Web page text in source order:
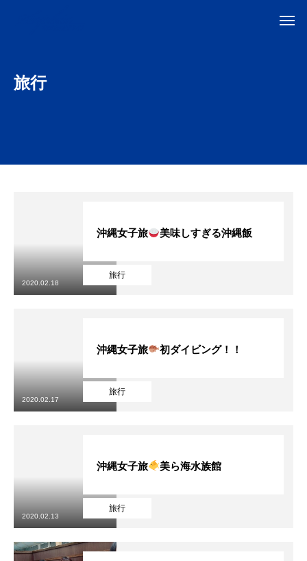
旅行
旅行
沖縄女子旅 美味しすぎる沖縄飯
2020.02.18
旅行
沖縄女子旅 初ダイビング！！
2020.02.17
旅行
沖縄女子旅 美ら海水族館
2020.02.13